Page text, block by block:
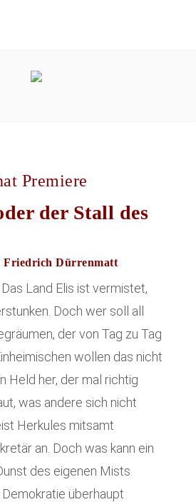
Premiere
der Stall des
Friedrich Dürrenmatt
Land Elis ist vermistet,
Doch wer soll all
der von Tag zu Tag
wollen das nicht
Held her, der mal richtig
was andere sich nicht
Herkules mitsamt
an. Doch was kann ein
des eigenen Mists
überhaupt